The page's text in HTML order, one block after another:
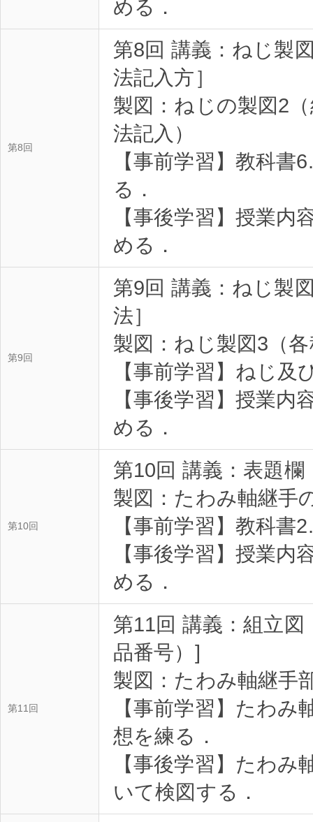
める．
第8回
第8回 講義：ねじ製
法記入方］
製図：ねじの製図2
法記入）
【事前学習】教科書
る．
【事後学習】授業
める．
第9回
第9回 講義：ねじ製
法］
製図：ねじ製図3（
【事前学習】ねじ
【事後学習】授業
める．
第10回
第10回 講義：表題
製図：たわみ軸継手
【事前学習】教科書
【事後学習】授業
める．
第11回
第11回 講義：組立
品番号）]
製図：たわみ軸継手
【事前学習】たわみ
想を練る．
【事後学習】たわ
いて検図する．